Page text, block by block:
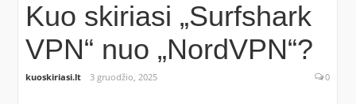
Kuo skiriasi „Surfshark
VPN“ nuo „NordVPN“?
kuoskiriasi.lt 3 gruodžio, 2025 0